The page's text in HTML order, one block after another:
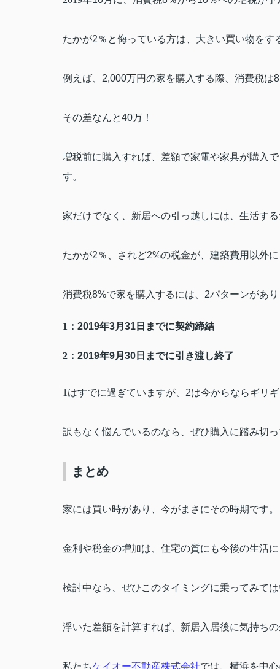
たかが2 ％と侮っている方は、大きい買い物をす
例えば、 2,000万円の家を購入する際、消費税は8
その差なんと40万！
増税前に購入すれば、差額で家電や家具が購入
す。
家だけでなく、新居への引っ越しには、生活す
たかが2 ％、されど2%の税金が、建築費用以外
消費税8%で家を購入するには、 2パターンがあり
1 ： 2019年3月 31 日までに契約締結
2 ： 2019年9月 30 日までに引き渡し終了
1 はすでに過ぎていますが、 2は今からならギリ
訳もなく悩んでいるのなら、ぜひ購入に踏み切っ
まとめ
家には買い時があり、今がまさにその時期です。
金利や税金の増加は、住宅の質にも今後の生活に
検討中なら、ぜひこのタイミングに乗ってみて
浮いた差額を計算すれば、新居入居後に気持ち
私たちケイオー不動産株式会社では、横浜を中